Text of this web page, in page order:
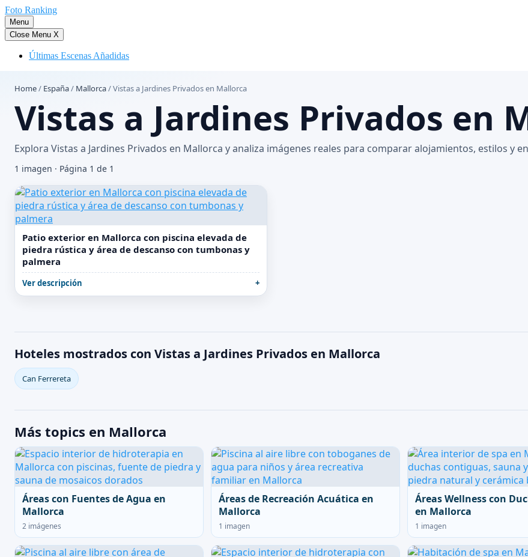
Saltar
al
contenido
Foto Ranking
Menu
Close Menu X
Últimas Escenas Añadidas
Home/ España/ Mallorca/Vistas a Jardines Privados en Mallorca
Vistas a Jardines Privados en
Explora Vistas a Jardines Privados en Mallorca y analiza imágenes reales para comparar alojamientos, estilos y
1 imagen · Página 1 de 1
Patio exterior en Mallorca con piscina elevada de
piedra rústica y área de descanso con tumbonas y
palmera
Ver descripción
Hoteles mostrados con Vistas a Jardines Privados en Mallorca
Can Ferrereta
Más topics en Mallorca
Áreas con Fuentes de Agua en
Mallorca
2 imágenes
Áreas de Recreación Acuática en
Mallorca
1 imagen
Áreas Wellness con
en Mallorca
1 imagen